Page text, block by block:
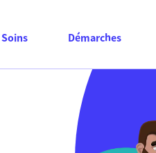
Soins Démarches